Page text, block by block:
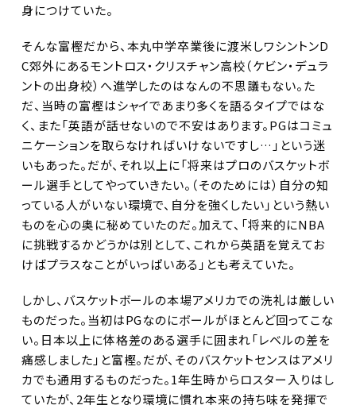
身につけていた。
そんな富樫だから、本丸中学卒業後に渡米しワシントンD
C郊外にあるモントロス・クリスチャン高校（ケビン・デュラ
ントの出身校）へ進学したのはなんの不思議もない。た
だ、当時の富樫はシャイであまり多くを語るタイプではな
く、また「英語が話せないので不安はあります。PGはコミュ
ニケーションを取らなければいけないですし…」という迷
いもあった。だが、それ以上に「将来はプロのバスケットボ
ール選手としてやっていきたい。（そのためには）自分の知
っている人がいない環境で、自分を強くしたい」という熱い
ものを心の奥に秘めていたのだ。加えて、「将来的にNBA
に挑戦するかどうかは別として、これから英語を覚えてお
けばプラスなことがいっぱいある」とも考えていた。
しかし、バスケットボールの本場アメリカでの洗礼は厳しい
ものだった。当初はPGなのにボールがほとんど回ってこな
い。日本以上に体格差のある選手に囲まれ「レベルの差を
痛感しました」と富樫。だが、そのバスケットセンスはアメリ
カでも通用するものだった。1年生時からロスター入りはし
ていたが、2年生となり環境に慣れ本来の持ち味を発揮で